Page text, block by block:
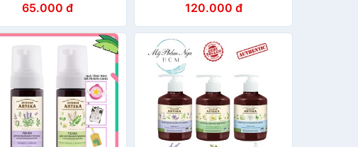
65.000 đ 120.000 đ